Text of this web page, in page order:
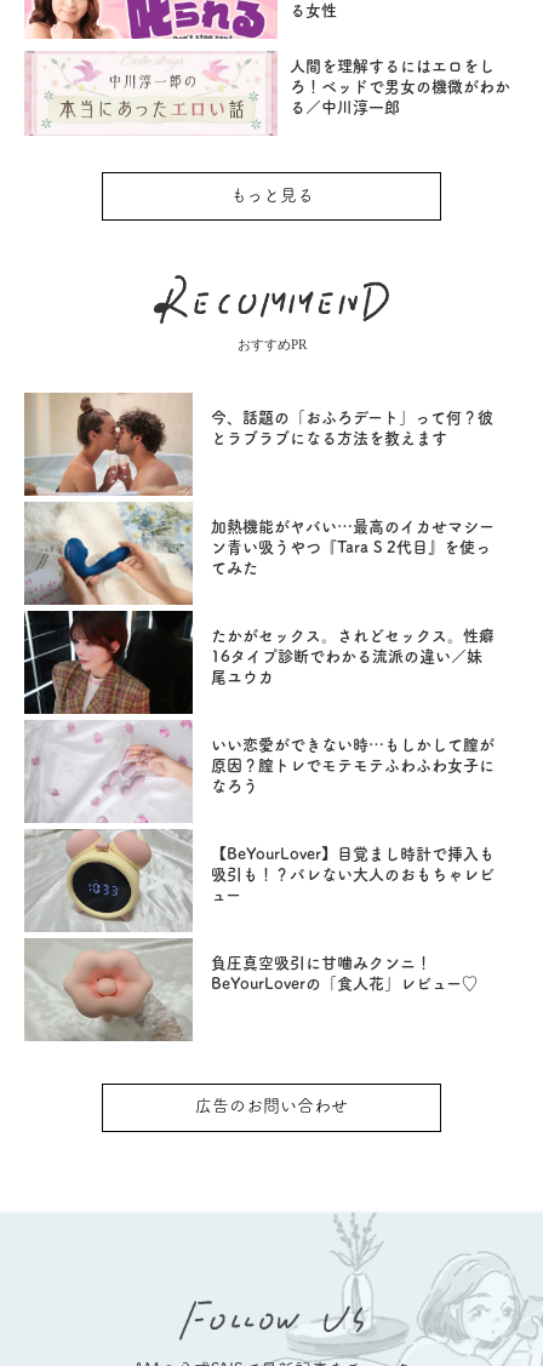
る女性
人間を理解するにはエロをし
ろ！ベッドで男女の機微がわか
る／中川淳一郎
もっと見る
おすすめPR
今、話題の「おふろデート」って何？彼
とラブラブになる方法を教えます
加熱機能がヤバい…最高のイカせマシー
ン青い吸うやつ『Tara S 2代目』を使っ
てみた
たかがセックス。されどセックス。性癖
16タイプ診断でわかる流派の違い／妹
尾ユウカ
いい恋愛ができない時…もしかして膣が
原因？膣トレでモテモテふわふわ女子に
なろう
【BeYourLover】目覚まし時計で挿入も
吸引も！？バレない大人のおもちゃレビ
ュー
負圧真空吸引に甘噛みクンニ！
BeYourLoverの「食人花」レビュー♡
広告のお問い合わせ